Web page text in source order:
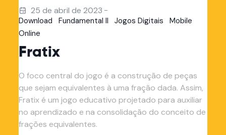
25 de abril de 2023 -
Download Fundamental II Jogos Digitais
Mobile
Online
Fratix
O foco central do jogo é a construção de peças
que sejam equivalentes à uma fração dada. Assim,
Fratix é um jogo educativo projetado para auxiliar
no aprendizado e na consolidação do conceito de
frações equivalentes.